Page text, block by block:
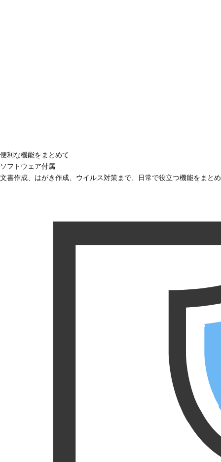
便利な機能をまとめて
ソフトウェア付属
文書作成、はがき作成、ウイルス対策まで、日常で役立つ機能をまと